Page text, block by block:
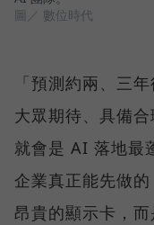
圖／ 數位時代
「預測約兩、三
大眾期待、具備
就會是 AI 落地最
企業真正能先做
昂貴的顯示卡，